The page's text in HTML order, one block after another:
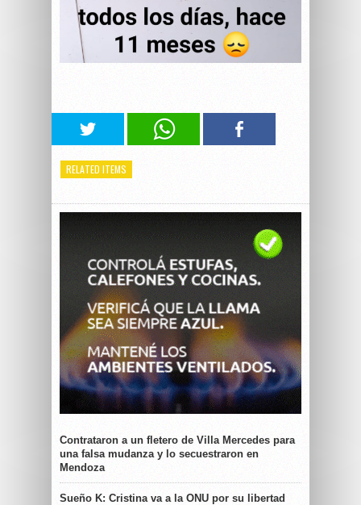
RELATED ITEMS
Contrataron a un fletero de Villa Mercedes para
una falsa mudanza y lo secuestraron en
Mendoza
Sueño K: Cristina va a la ONU por su libertad